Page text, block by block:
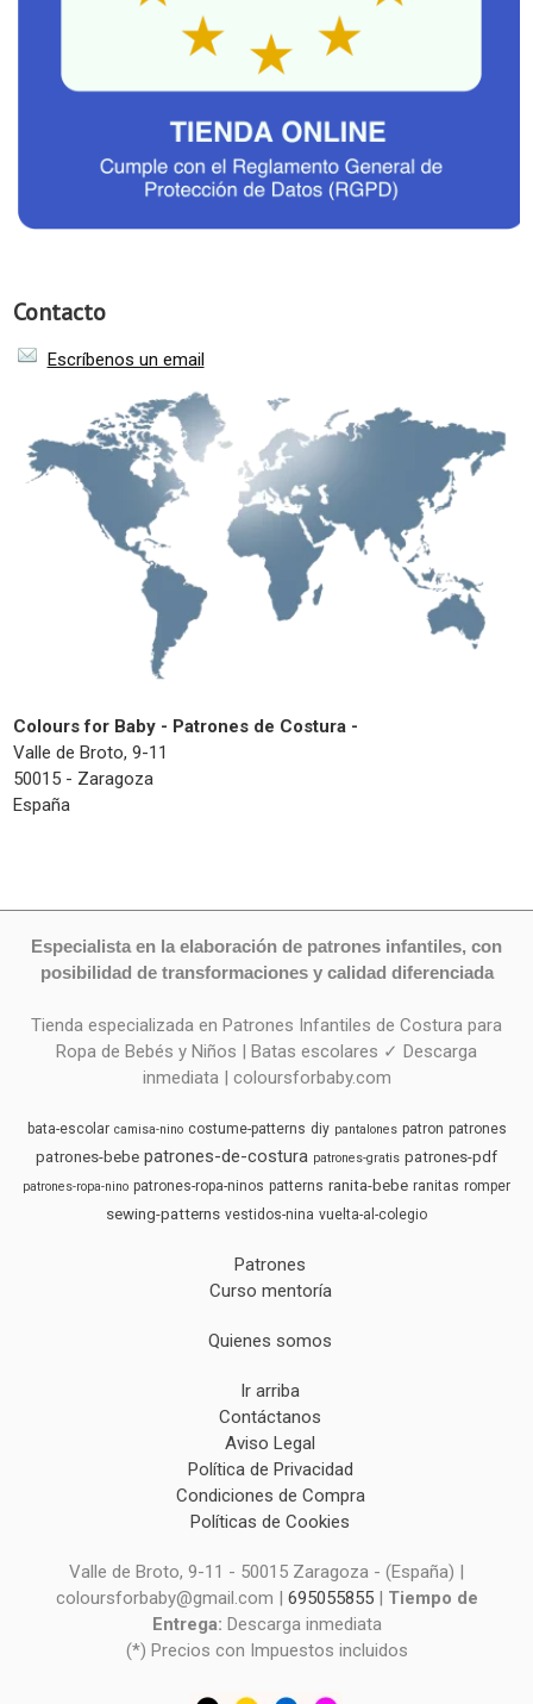
Contacto
Escríbenos un email
Colours for Baby - Patrones de Costura -
Valle de Broto, 9-11
50015 - Zaragoza
España
Especialista en la elaboración de patrones infantiles, con
posibilidad de transformaciones y calidad diferenciada
Tienda especializada en Patrones Infantiles de Costura para
Ropa de Bebés y Niños | Batas escolares ✓ Descarga
inmediata | coloursforbaby.com
bata-escolar camisa-nino costume-patterns diy pantalones patron patrones
patrones-bebe patrones-de-costura patrones-gratis patrones-pdf
patrones-ropa-nino patrones-ropa-ninos patterns ranita-bebe ranitas romper
sewing-patterns vestidos-nina vuelta-al-colegio
Patrones
Curso mentoría
Quienes somos
Ir arriba
Contáctanos
Aviso Legal
Política de Privacidad
Condiciones de Compra
Políticas de Cookies
Valle de Broto, 9-11 - 50015 Zaragoza - (España) |
coloursforbaby@gmail.com | 695055855| Tiempo de
Entrega: Descarga inmediata
(*) Precios con Impuestos incluidos